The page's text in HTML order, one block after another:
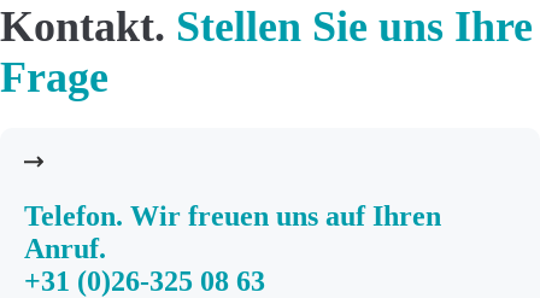
Kontakt. Stellen Sie uns Ihre
Frage
Telefon. Wir freuen uns auf Ihren
Anruf.
+31 (0)26-325 08 63